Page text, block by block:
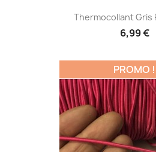
Thermocollant Gris
6,99 €
PROMO !